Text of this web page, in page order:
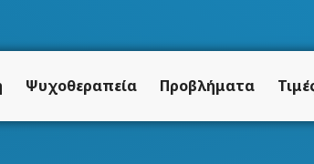
Ψυχοθεραπεία Προβλήματα